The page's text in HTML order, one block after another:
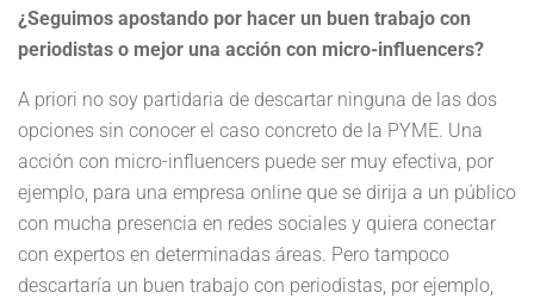
¿Seguimos apostando por hacer un buen trabajo con
periodistas o mejor una acción con micro-influencers?
A priori no soy partidaria de descartar ninguna de las dos
opciones sin conocer el caso concreto de la PYME. Una
acción con micro-influencers puede ser muy efectiva, por
ejemplo, para una empresa online que se dirija a un público
con mucha presencia en redes sociales y quiera conectar
con expertos en determinadas áreas. Pero tampoco
descartaría un buen trabajo con periodistas, por ejemplo,